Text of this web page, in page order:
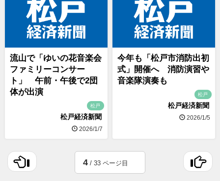
流山で「ゆいの花音楽会
ファミリーコンサー
ト」 午前・午後で2団
体が出演
松戸
松戸経済新聞
2026/1/7
今年も「松戸市消防出初
式」開催へ 消防演習や
音楽隊演奏も
松戸
松戸経済新聞
2026/1/5
4 / 33 ページ目